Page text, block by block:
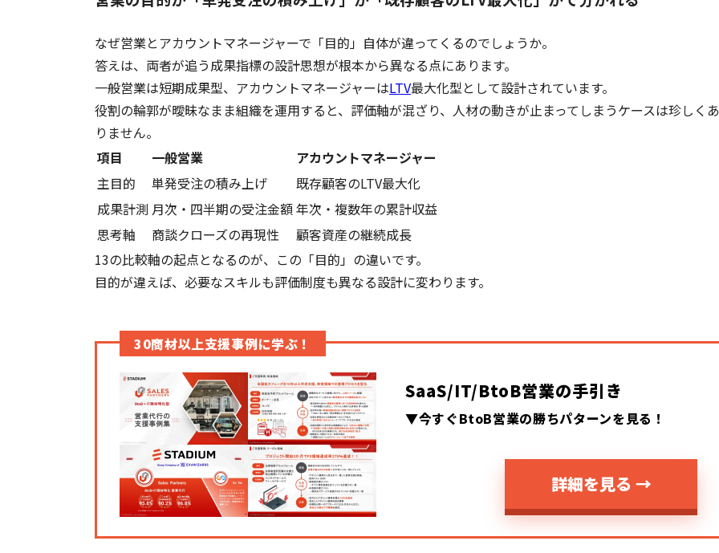
なぜ営業とアカウントマネージャーで「目的」自体が違ってくるのでしょうか。
答えは、両者が追う成果指標の設計思想が根本から異なる点にあります。
一般営業は短期成果型、アカウントマネージャーはLTV最大化型として設計されています。
役割の輪郭が曖昧なまま組織を運用すると、評価軸が混ざり、人材の動きが止まってしまうケースは珍しくあ
りません。
項目
一般営業
アカウントマネージャー
主目的
単発受注の積み上げ
既存顧客のLTV最大化
成果計測 月次・四半期の受注金額年次・複数年の累計収益
思考軸
商談クローズの再現性
顧客資産の継続成長
13の比較軸の起点となるのが、この「目的」の違いです。
目的が違えば、必要なスキルも評価制度も異なる設計に変わります。
30商材以上支援事例に学ぶ！
SaaS/IT/BtoB営業の手引き
▼今すぐBtoB営業の勝ちパターンを見る！
詳細を見る →